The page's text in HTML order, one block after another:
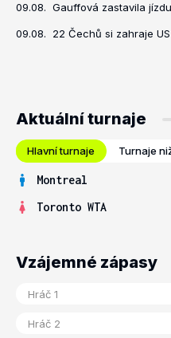
09.08. Gauffová zastavila
09.08. 22 Čechů si zahraje
Aktuální turnaje
Hlavní turnaje Turnaje
Montreal
Toronto WTA
Vzájemné zápasy